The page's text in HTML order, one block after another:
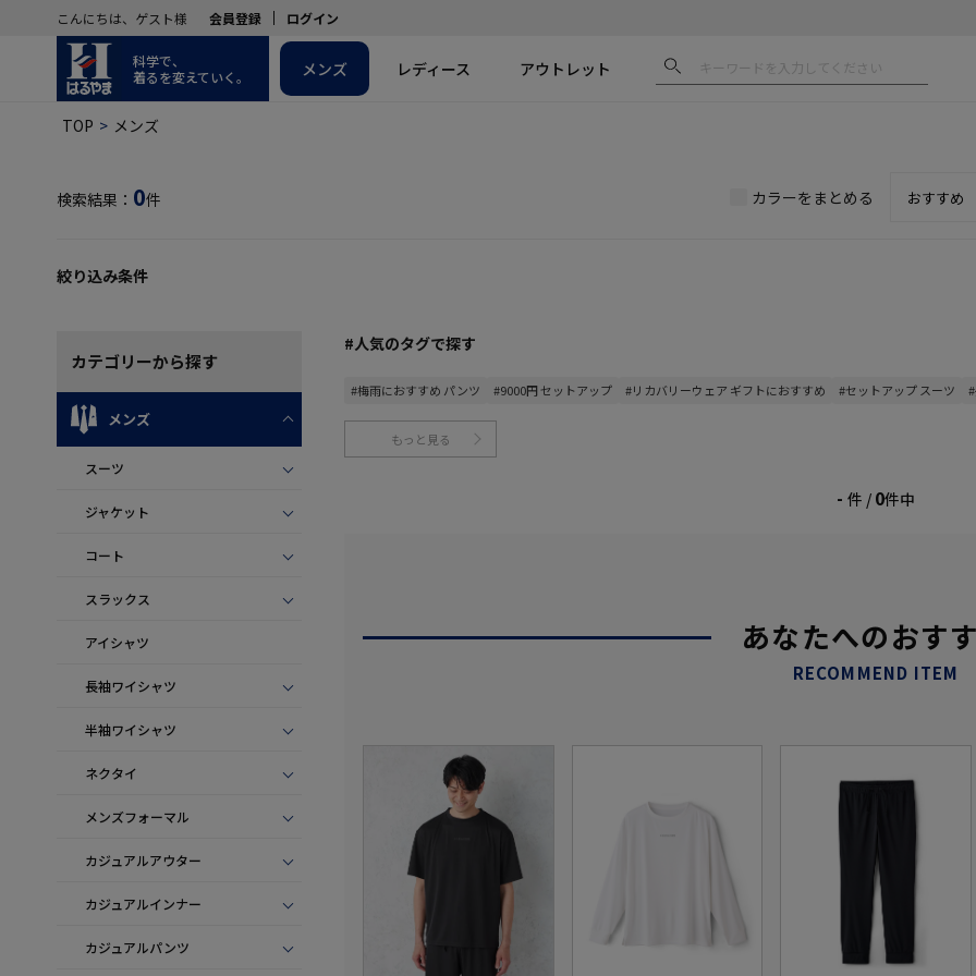
こんにちは、ゲスト様 会員登録 ログイン
科学で、
着るを変えていく。
メンズ レディース アウトレット
TOP メンズ
検索結果： 0件 カラーをまとめる
絞り込み条件
カテゴリーから探す
メンズ
スーツ
ジャケット
コート
スラックス
アイシャツ
長袖ワイシャツ
半袖ワイシャツ
ネクタイ
メンズフォーマル
カジュアルアウター
カジュアルインナー
カジュアルパンツ
#人気のタグで探す
#梅雨におすすめ パンツ #9000円 セットアップ #リカバリーウェア ギフトにおすすめ #セットアップ スーツ
もっと見る
- 件 / 0件中
あなたへのおす
RECOMMEND ITEM